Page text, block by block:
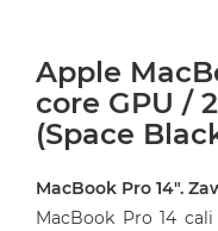
Apple
core GPU /
(Space
MacBook Pro 14″.
MacBook Pro 14